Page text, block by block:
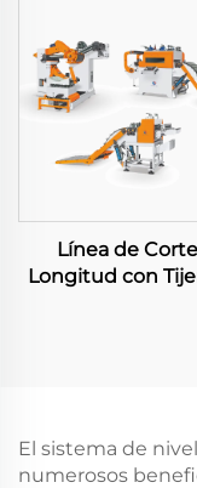
Línea de
Longitud con
El sistema de
numerosos